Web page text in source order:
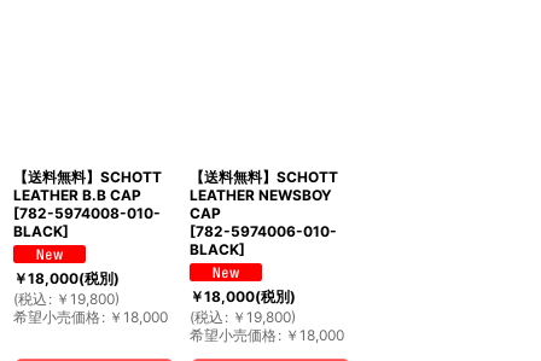
【送料無料】SCHOTT
LEATHER B.B CAP
[782-5974008-010-
BLACK]
￥18,000(税別)
(税込 : ￥ 19,800)
希望小売価格: ￥ 18,000
【送料無料】SCHOTT
LEATHER NEWSBOY
CAP
[782-5974006-010-
BLACK]
￥18,000(税別)
(税込 : ￥ 19,800)
希望小売価格: ￥ 18,000